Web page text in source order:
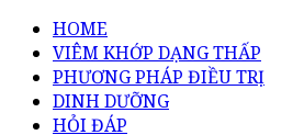
HOME
VIÊM KHỚP DẠNG THẤP
PHƯƠNG PHÁP ĐIỀU TRỊ
DINH DƯỠNG
HỎI ĐÁP